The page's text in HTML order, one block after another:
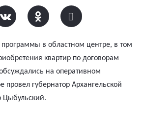
в областном центре, в том
квартир по договорам
на оперативном
провел губернатор Архангельской
Цыбульский.